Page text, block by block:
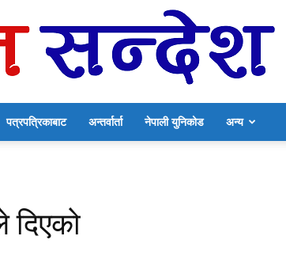
पत्रपत्रिकाबाट अन्तर्वार्ता नेपाली युनिकोड अन्य
दिएको